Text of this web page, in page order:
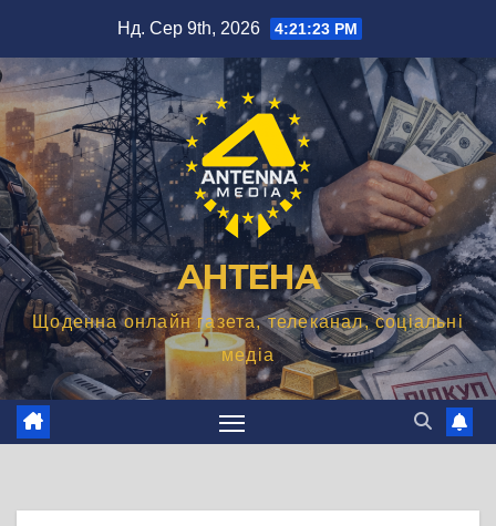
вмісту
Нд. Сер 9th, 2026 4:21:24 PM
АНТЕНА
Щоденна онлайн газета, телеканал, соціальні
медіа